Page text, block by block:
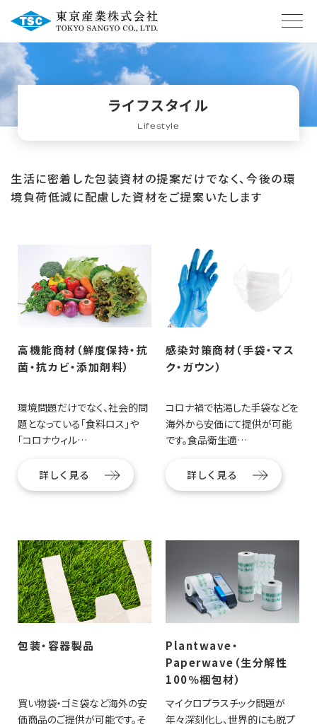
ライフスタイル
Lifestyle
生活に密着した包装資材の提案だけでなく、今後の環
境負荷低減に配慮した資材をご提案いたします
高機能商材（鮮度保持・抗
菌・抗カビ・添加剤料）
環境問題だけでなく、社会的問
題となっている「食料ロス」や
「コロナウィル…
詳しく見る
感染対策商材（手袋・マス
ク・ガウン）
コロナ禍で枯渇した手袋などを
海外から安価にて提供が可能
です。食品衛生適…
詳しく見る
包装・容器製品
買い物袋・ゴミ袋など海外の安
価商品のご提供が可能です。そ
Plantwave・
Paperwave（生分解性
100％梱包材）
マイクロプラスチック問題が
年々深刻化し、世界的にも脱プ